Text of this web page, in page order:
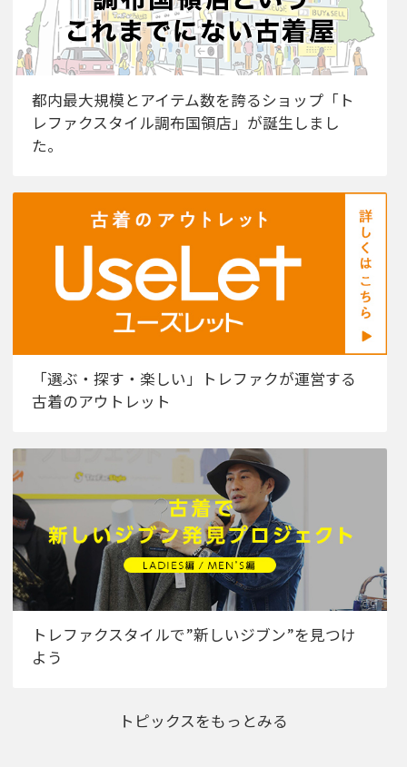
都内最大規模とアイテム数を誇るショップ「ト
レファクスタイル調布国領店」が誕生しまし
た。
「選ぶ・探す・楽しい」トレファクが運営する
古着のアウトレット
トレファクスタイルで”新しいジブン”を見つけ
よう
トピックスをもっとみる